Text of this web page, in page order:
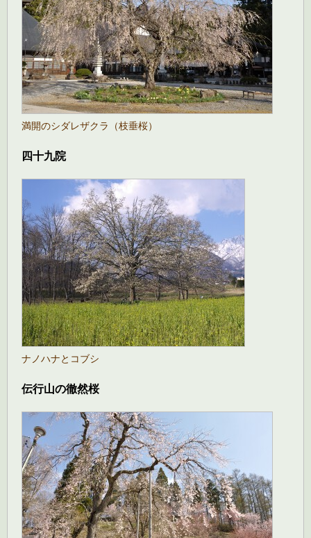
満開のシダレザクラ（枝垂桜）
四十九院
ナノハナとコブシ
伝行山の徹然桜